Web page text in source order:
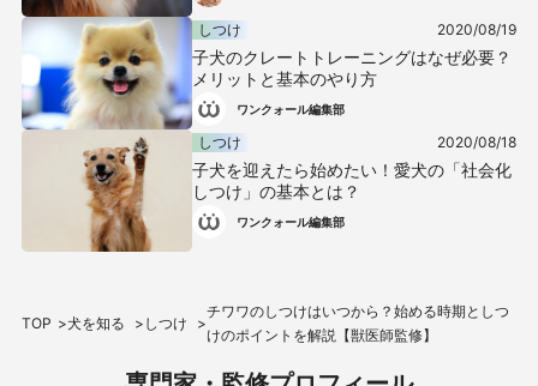
しつけ 2020/08/19
子犬のクレートトレーニングはなぜ必要？
メリットと基本のやり方
ワンクォール編集部
しつけ 2020/08/18
子犬を迎えたら始めたい！愛犬の「社会化
しつけ」の基本とは？
ワンクォール編集部
TOP 犬を知る しつけ
チワワのしつけはいつから？始める時期としつ
けのポイントを解説【獣医師監修】